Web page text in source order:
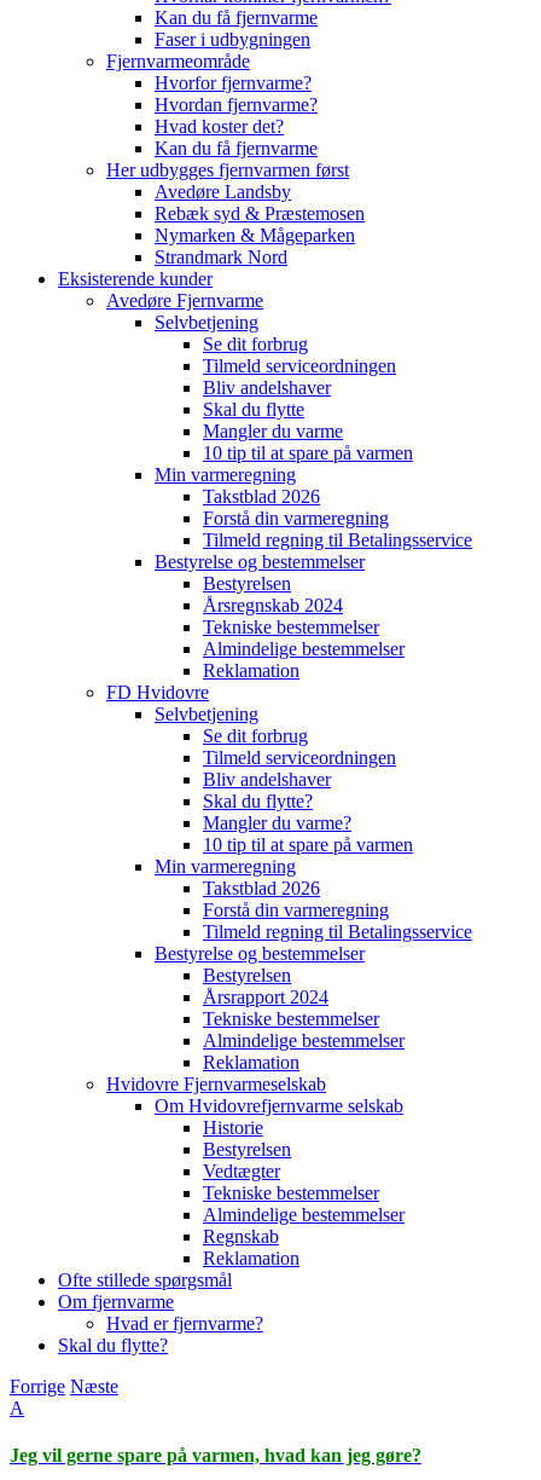
Kan du få fjernvarme
Faser i udbygningen
Fjernvarmeområde
Hvorfor fjernvarme?
Hvordan fjernvarme?
Hvad koster det?
Kan du få fjernvarme
Her udbygges fjernvarmen først
Avedøre Landsby
Rebæk syd & Præstemosen
Nymarken & Mågeparken
Strandmark Nord
Eksisterende kunder
Avedøre Fjernvarme
Selvbetjening
Se dit forbrug
Tilmeld serviceordningen
Bliv andelshaver
Skal du flytte
Mangler du varme
10 tip til at spare på varmen
Min varmeregning
Takstblad 2026
Forstå din varmeregning
Tilmeld regning til Betalingsservice
Bestyrelse og bestemmelser
Bestyrelsen
Årsregnskab 2024
Tekniske bestemmelser
Almindelige bestemmelser
Reklamation
FD Hvidovre
Selvbetjening
Se dit forbrug
Tilmeld serviceordningen
Bliv andelshaver
Skal du flytte?
Mangler du varme?
10 tip til at spare på varmen
Min varmeregning
Takstblad 2026
Forstå din varmeregning
Tilmeld regning til Betalingsservice
Bestyrelse og bestemmelser
Bestyrelsen
Årsrapport 2024
Tekniske bestemmelser
Almindelige bestemmelser
Reklamation
Hvidovre Fjernvarmeselskab
Om Hvidovrefjernvarme selskab
Historie
Bestyrelsen
Vedtægter
Tekniske bestemmelser
Almindelige bestemmelser
Regnskab
Reklamation
Ofte stillede spørgsmål
Om fjernvarme
Hvad er fjernvarme?
Skal du flytte?
Forrige Næste
A
Jeg vil gerne spare på varmen, hvad kan jeg gøre?